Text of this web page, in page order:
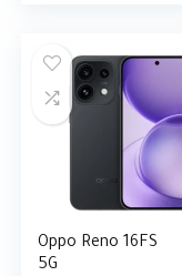
Oppo Reno 16FS
5G